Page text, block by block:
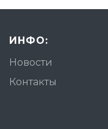
ИНФО:
Новости
Контакты